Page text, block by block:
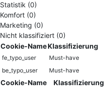
Statistik (0)
Komfort (0)
Marketing (0)
Nicht klassifiziert (0)
Cookie-NameKlassifizierung
fe_typo_user
Must-have
be_typo_user
Must-have
Cookie-Name Klassifizierung